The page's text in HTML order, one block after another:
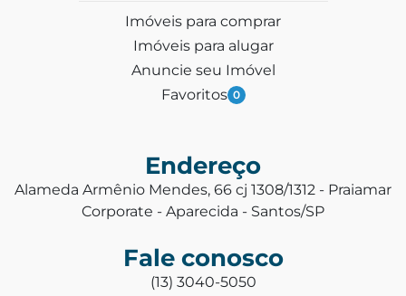
Imóveis para comprar
Imóveis para alugar
Anuncie seu Imóvel
Favoritos 0
Endereço
Alameda Armênio Mendes, 66 cj 1308/1312 - Praiamar
Corporate - Aparecida - Santos/SP
Fale conosco
(13) 3040-5050